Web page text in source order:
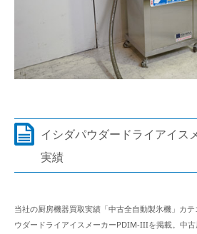
イシダパウダードライアイス
実績
当社の厨房機器買取実績「中古全自動製氷機」カ
ウダードライアイスメーカーPDIM-IIIを掲載。中